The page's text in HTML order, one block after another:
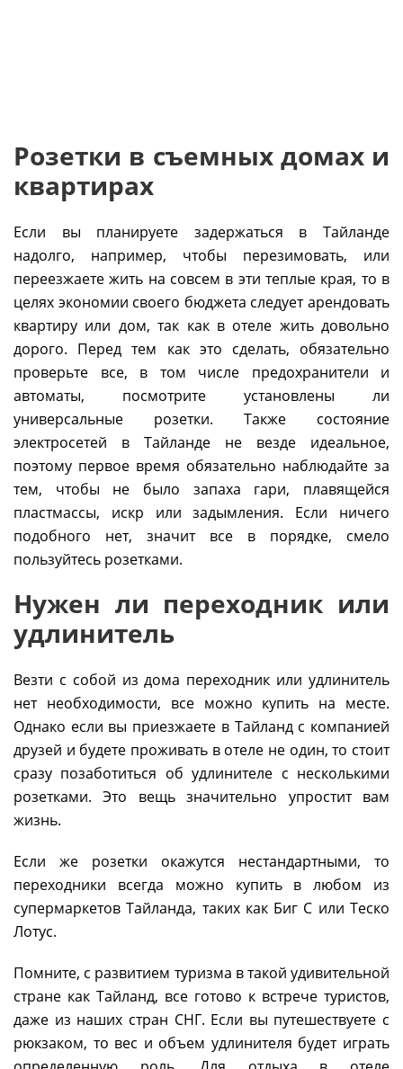
Розетки в съемных домах и
квартирах
Если вы планируете задержаться в Тайланде
надолго, например, чтобы перезимовать, или
переезжаете жить на совсем в эти теплые края, то в
целях экономии своего бюджета следует арендовать
квартиру или дом, так как в отеле жить довольно
дорого. Перед тем как это сделать, обязательно
проверьте все, в том числе предохранители и
автоматы, посмотрите установлены ли
универсальные розетки. Также состояние
электросетей в Тайланде не везде идеальное,
поэтому первое время обязательно наблюдайте за
тем, чтобы не было запаха гари, плавящейся
пластмассы, искр или задымления. Если ничего
подобного нет, значит все в порядке, смело
пользуйтесь розетками.
Нужен ли переходник или
удлинитель
Везти с собой из дома переходник или удлинитель
нет необходимости, все можно купить на месте.
Однако если вы приезжаете в Тайланд с компанией
друзей и будете проживать в отеле не один, то стоит
сразу позаботиться об удлинителе с несколькими
розетками. Это вещь значительно упростит вам
жизнь.
Если же розетки окажутся нестандартными, то
переходники всегда можно купить в любом из
супермаркетов Тайланда, таких как Биг С или Теско
Лотус.
Помните, с развитием туризма в такой удивительной
стране как Тайланд, все готово к встрече туристов,
даже из наших стран СНГ. Если вы путешествуете с
рюкзаком, то вес и объем удлинителя будет играть